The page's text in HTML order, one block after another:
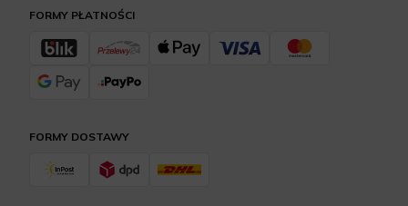
FORMY DOSTAWY
FORMY PŁATNOŚCI